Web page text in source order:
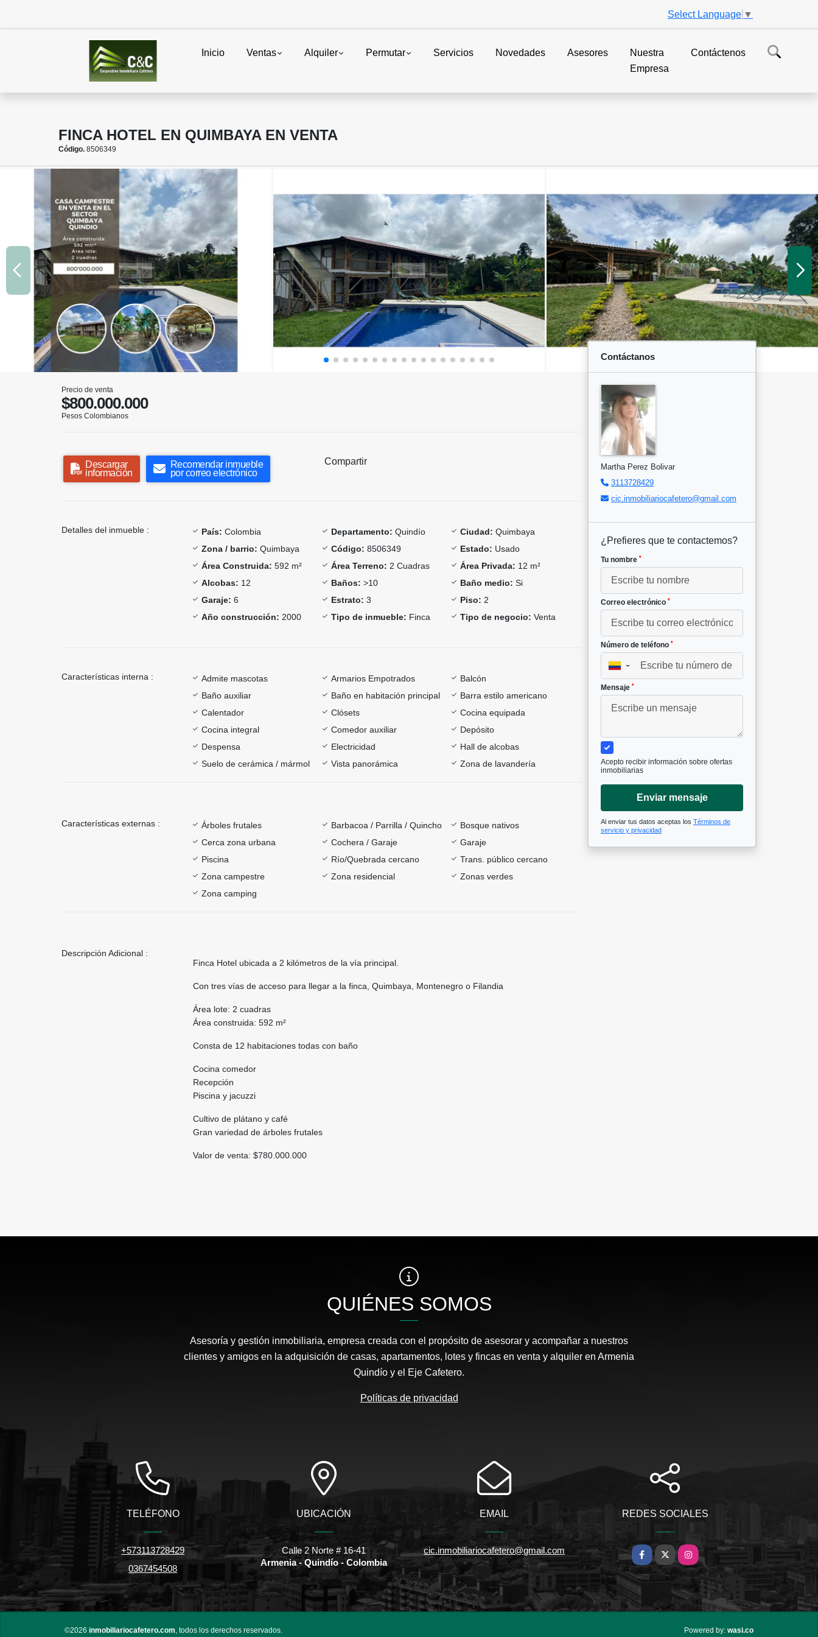
Select Language ▼
Inicio Ventas Alquiler Permutar Servicios Novedades Asesores
Nuestra
Empresa
Contáctenos
FINCA HOTEL EN QUIMBAYA EN VENTA
Código. 8506349
Precio de venta
$800.000.000
Pesos Colombianos
Descargar
información
Recomendar inmueble
por correo electrónico
Compartir
Detalles del inmueble : País: Colombia Departamento: Quindío Ciudad: Quimbaya
Zona / barrio: Quimbaya Código: 8506349 Estado: Usado
Área Construida: 592 m² Área Terreno: 2 Cuadras Área Privada: 12 m²
Alcobas: 12 Baños: >10 Baño medio: Si
Garaje: 6 Estrato: 3 Piso: 2
Año construcción: 2000 Tipo de inmueble: Finca Tipo de negocio: Venta
Características interna : Admite mascotas Armarios Empotrados
Balcón
Baño auxiliar
Baño en habitación principal
Barra estilo americano
Calentador
Clósets
Cocina equipada
Cocina integral
Comedor auxiliar
Depósito
Despensa
Electricidad
Hall de alcobas
Suelo de cerámica / mármol
Vista panorámica Zona de lavandería
Características externas : Árboles frutales Barbacoa / Parrilla / Quincho
Bosque nativos
Cerca zona urbana
Cochera / Garaje
Garaje
Piscina
Río/Quebrada cercano
Trans. público cercano
Zona campestre
Zona residencial
Zonas verdes
Zona camping
Descripción Adicional :
Finca Hotel ubicada a 2 kilómetros de la vía principal.
Con tres vías de acceso para llegar a la finca, Quimbaya, Montenegro o Filandia
Área lote: 2 cuadras
Área construida: 592 m²
Consta de 12 habitaciones todas con baño
Cocina comedor
Recepción
Piscina y jacuzzi
Cultivo de plátano y café
Gran variedad de árboles frutales
Valor de venta: $780.000.000
Contáctanos
Martha Perez Bolivar
3113728429
cic.inmobiliariocafetero@gmail.com
¿Prefieres que te contactemos?
Tu nombre *
Correo electrónico *
Número de teléfono *
▼
Mensaje *
Acepto recibir información sobre ofertas
inmobiliarias
Enviar mensaje
Al enviar tus datos aceptas los Términos de
servicio y privacidad
QUIÉNES SOMOS
Asesoría y gestión inmobiliaria, empresa creada con el propósito de asesorar y acompañar a nuestros
clientes y amigos en la adquisición de casas, apartamentos, lotes y fincas en venta y alquiler en Armenia
Quindío y el Eje Cafetero.
Políticas de privacidad
TELÉFONO
+573113728429
0367454508
UBICACIÓN
Calle 2 Norte # 16-41
Armenia - Quindío - Colombia
EMAIL
cic.inmobiliariocafetero@gmail.com
REDES SOCIALES
Facebook
X Instagram
©2026 inmobiliariocafetero.com, todos los derechos reservados. Powered by: wasi.co